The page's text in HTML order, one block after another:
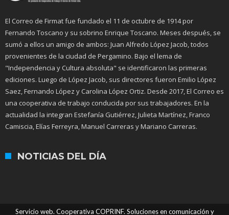
El Correo de Firmat fue fundado el 11 de octubre de 1914 por
Fernando Toscano y su sobrino Enrique Toscano. Meses después, se
sumó a ellos un amigo de ambos: Juan Alfredo López Jacob, todos
provenientes de la ciudad de Pergamino. Bajo el lema de
"Independencia y Cultura absoluta" se identificaron las primeras
ediciones. Luego de López Jacob, sus directores fueron Emilio López
Saez, Fernando López y Carolina López Ortiz. Desde 2017, El Correo es
una cooperativa de trabajo conducida por sus trabajadores. En la
actualidad la integran Estefanía Gutiérrez, Julieta Martínez, Franco
Camiscia, Elías Ferreyra, Manuel Carreras y Mariano Carreras.
NOTICIAS DEL DÍA
Servicio web. Cooperativa COPRINF. Soluciones en comunicación y